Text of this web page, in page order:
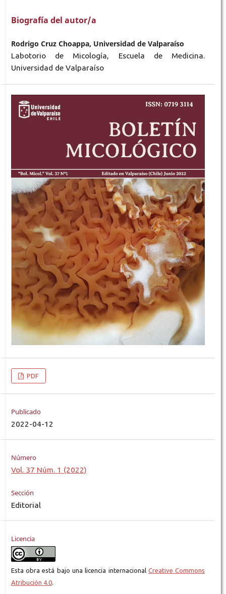
Biografía del autor/a
Rodrigo Cruz Choappa, Universidad de Valparaíso
Labotorio de Micología, Escuela de Medicina.
Universidad de Valparaíso
PDF
Publicado
2022-04-12
Número
Vol. 37 Núm. 1 (2022)
Sección
Editorial
Licencia
Esta obra está bajo una licencia internacional Creative Commons
Atribución 4.0.